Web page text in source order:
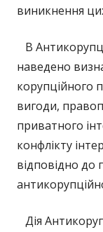
виникнення
В
наведено
корупційного
вигоди,
приватного
конфлікту
відповідно до
Дія